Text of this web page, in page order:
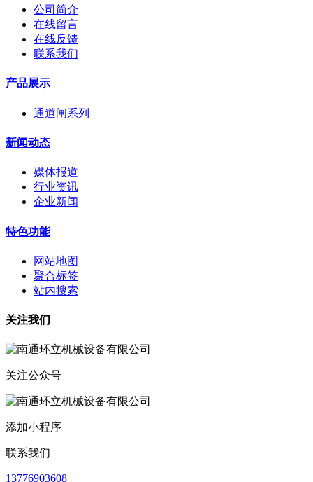
公司简介
在线留言
在线反馈
联系我们
产品展示
通道闸系列
新闻动态
媒体报道
行业资讯
企业新闻
特色功能
网站地图
聚合标签
站内搜索
关注我们
关注公众号
添加小程序
联系我们
13776903608